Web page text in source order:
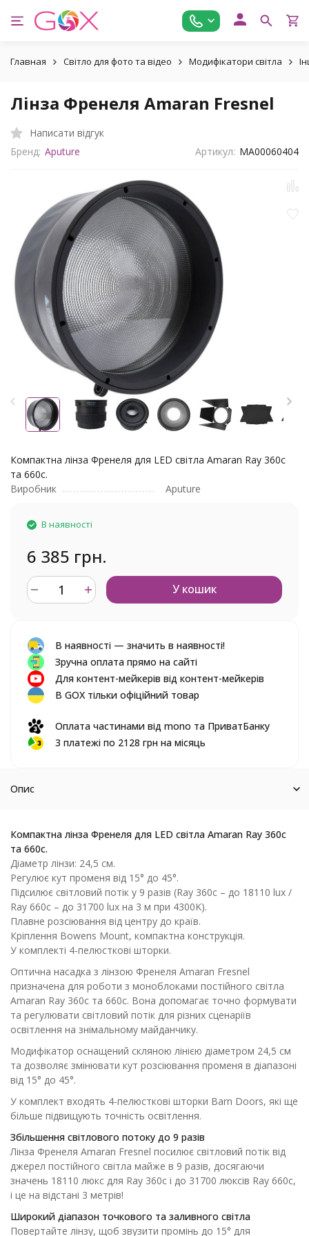
Главная Світло для фото та відео Модифікатори світла
Лінза Френеля Amaran Fresnel
Написати відгук
Бренд: Aputure Артикул: MA00060404
Компактна лінза Френеля для LED світла Amaran Ray 360c
та 660c.
Виробник
Aputure
В наявності
6 385 грн.
У кошик
В наявності — значить в наявності!
Зручна оплата прямо на сайті
Для контент-мейкерів від контент-мейкерів
В GOX тільки офіційний товар
Оплата частинами від mono та ПриватБанку
3 платежі по 2128 грн на місяць
Опис
Компактна лінза Френеля для LED світла Amaran Ray 360c
та 660c.
Діаметр лінзи: 24,5 см.
Регулює кут променя від 15° до 45°.
Підсилює світловий потік у 9 разів (Ray 360c – до 18110 lux /
Ray 660c – до 31700 lux на 3 м при 4300K).
Плавне розсіювання від центру до країв.
Кріплення Bowens Mount, компактна конструкція.
У комплекті 4-пелюсткові шторки.
Оптична насадка з лінзою Френеля Amaran Fresnel
призначена для роботи з моноблоками постійного світла
Amaran Ray 360c та 660c. Вона допомагає точно формувати
та регулювати світловий потік для різних сценаріїв
освітлення на знімальному майданчику.
Модифікатор оснащений скляною лінією діаметром 24,5 см
та дозволяє змінювати кут розсіювання променя в діапазоні
від 15° до 45°.
У комплект входять 4-пелюсткові шторки Barn Doors, які ще
більше підвищують точність освітлення.
Збільшення світлового потоку до 9 разів
Лінза Френеля Amaran Fresnel посилює світловий потік від
джерел постійного світла майже в 9 разів, досягаючи
значень 18110 люкс для Ray 360c і до 31700 люксів Ray 660c,
і це на відстані 3 метрів!
Широкий діапазон точкового та заливного світла
Повертайте лінзу, щоб звузити промінь до 15° для